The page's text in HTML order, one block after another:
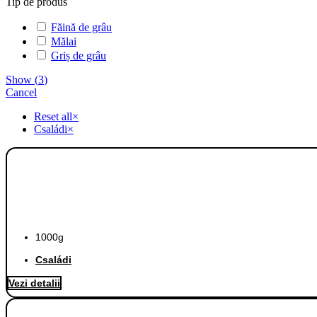
Făină de grâu
Mălai
Griș de grâu
Show (3)
Cancel
Reset all×
Családi×
1000g
Családi
Vezi detalii